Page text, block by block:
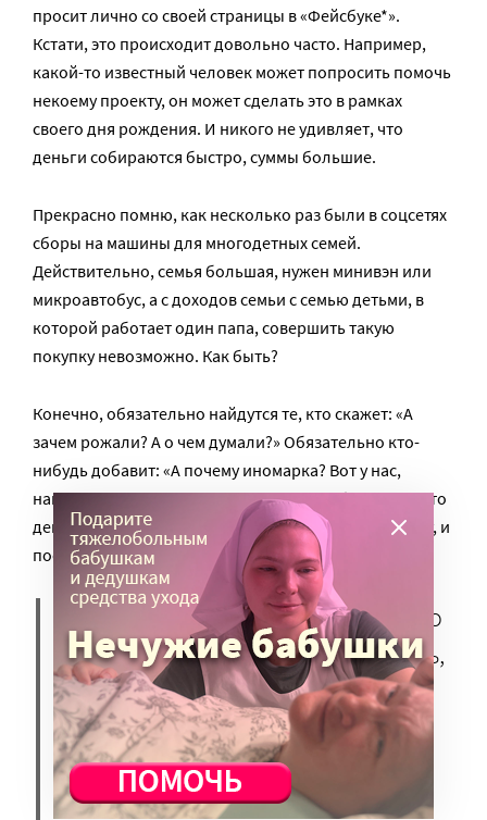
просит лично со своей страницы в «Фейсбуке*».
Кстати, это происходит довольно часто. Например,
какой-то известный человек может попросить помочь
некоему проекту, он может сделать это в рамках
своего дня рождения. И никого не удивляет, что
деньги собираются быстро, суммы большие.
Прекрасно помню, как несколько раз были в соцсетях
сборы на машины для многодетных семей.
Действительно, семья большая, нужен минивэн или
микроавтобус, а с доходов семьи с семью детьми, в
которой работает один папа, совершить такую
покупку невозможно. Как быть?
Конечно, обязательно найдутся те, кто скажет: «А
зачем рожали? А о чем думали?» Обязательно кто-
нибудь добавит: «А почему иномарка? Вот у нас,
например, “Газель”!» Но, в то же время, будут и те, кто
деньгами поделится, и семья сможет купить машину, и
поехать, может быть, впервые в жизни, на море.
Где тут проходит грань этичного
сбора и неэтичного? Как понять,
на что и кто может просить
деньги, а что неприлично и
невозможно? Думаю, никто
кроме просителей не может